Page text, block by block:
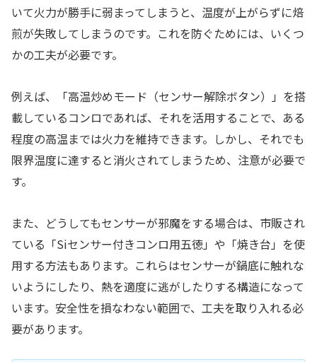
いて火力が勝手に弱まってしまうと、温度が上がらずに焙
煎が失敗してしまうのです。これを防ぐためには、いくつ
かの工夫が必要です。
例えば、「高温炒めモード（センサー解除ボタン）」を搭
載しているコンロであれば、それを活用することで、ある
程度の高温までは火力を維持できます。しかし、それでも
限界温度に達すると消火されてしまうため、注意が必要で
す。
また、どうしてもセンサーが邪魔をする場合は、市販され
ている「Siセンサー付きコンロ用五徳」や「焼き台」を使
用する方法もあります。これらはセンサーが鍋底に触れな
いようにしたり、熱を適度に逃がしたりする構造になって
います。安全性を損なわない範囲で、工夫を取り入れる必
要があります。